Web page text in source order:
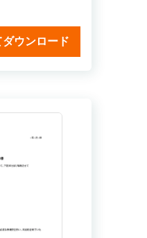
ウンロード